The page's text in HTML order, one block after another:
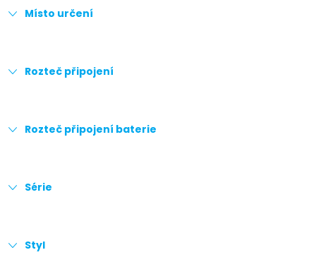
Místo určení
Rozteč připojení
Rozteč připojení baterie
Série
Styl